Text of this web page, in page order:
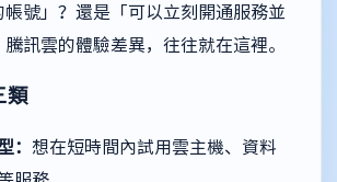
帳號」？還是「可以立刻開通服務並
訊雲的體驗差異，往往就在這裡。
類
： 想在短時間內試用雲主機、資料